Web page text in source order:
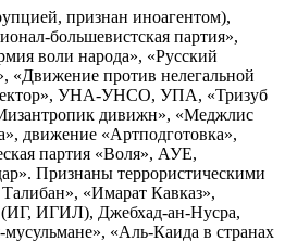
признан иноагентом),
большевистская партия»,
воли народа», «Русский
«Движение против нелегальной
УНА-УНСО, УПА, «Тризуб
дивижн», «Меджлис
движение «Артподготовка»,
партия «Воля», АУЕ,
Признаны террористическими
«Имарат Кавказ»,
(ИГ, ИГИЛ), Джебхад-ан-Нусра,
«Аль-Каида в странах